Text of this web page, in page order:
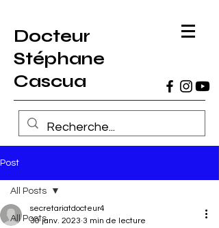
Docteur
Stéphane
Cascua
Post
All Posts
All Posts
secretariatdocteur4
30 janv. 2023 3 min de lecture